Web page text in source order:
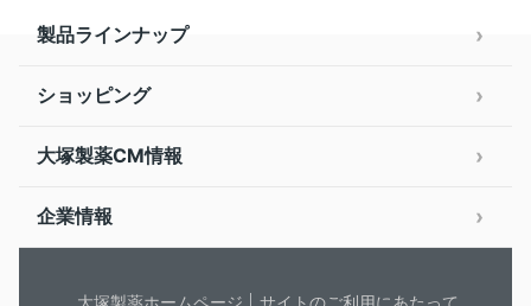
製品ラインナップ
ショッピング
大塚製薬CM情報
企業情報